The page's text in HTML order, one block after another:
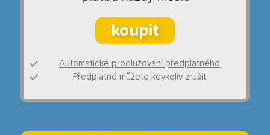
koupit
Automatické prodlužování předplatného
Předplatné můžete kdykoliv zrušit